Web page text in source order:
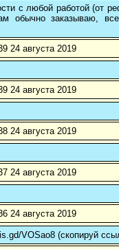
с любой работой (от
обычно заказываю,
24 августа 2019
24 августа 2019
24 августа 2019
24 августа 2019
24 августа 2019
(скопируй